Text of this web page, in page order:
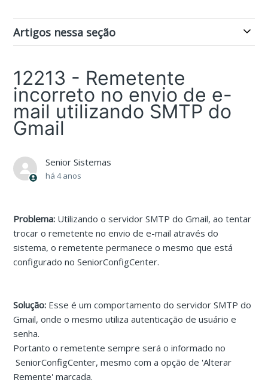
Artigos nessa seção
12213 - Remetente
incorreto no envio de e-
mail utilizando SMTP do
Gmail
Senior Sistemas
há 4 anos
Problema: Utilizando o servidor SMTP do Gmail, ao tentar
trocar o remetente no envio de e-mail através do
sistema, o remetente permanece o mesmo que está
configurado no SeniorConfigCenter.
Solução: Esse é um comportamento do servidor SMTP do
Gmail, onde o mesmo utiliza autenticação de usuário e
senha.
Portanto o remetente sempre será o informado no
SeniorConfigCenter, mesmo com a opção de 'Alterar
Remente' marcada.